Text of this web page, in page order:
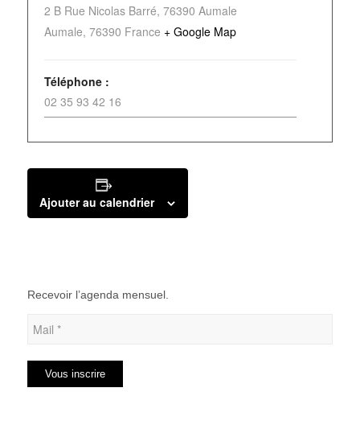
2 B Rue Nicolas Barré, 76390 Aumale
Aumale, 76390 France + Google Map
Téléphone :
02 35 93 42 16
Ajouter au calendrier
Recevoir l’agenda mensuel.